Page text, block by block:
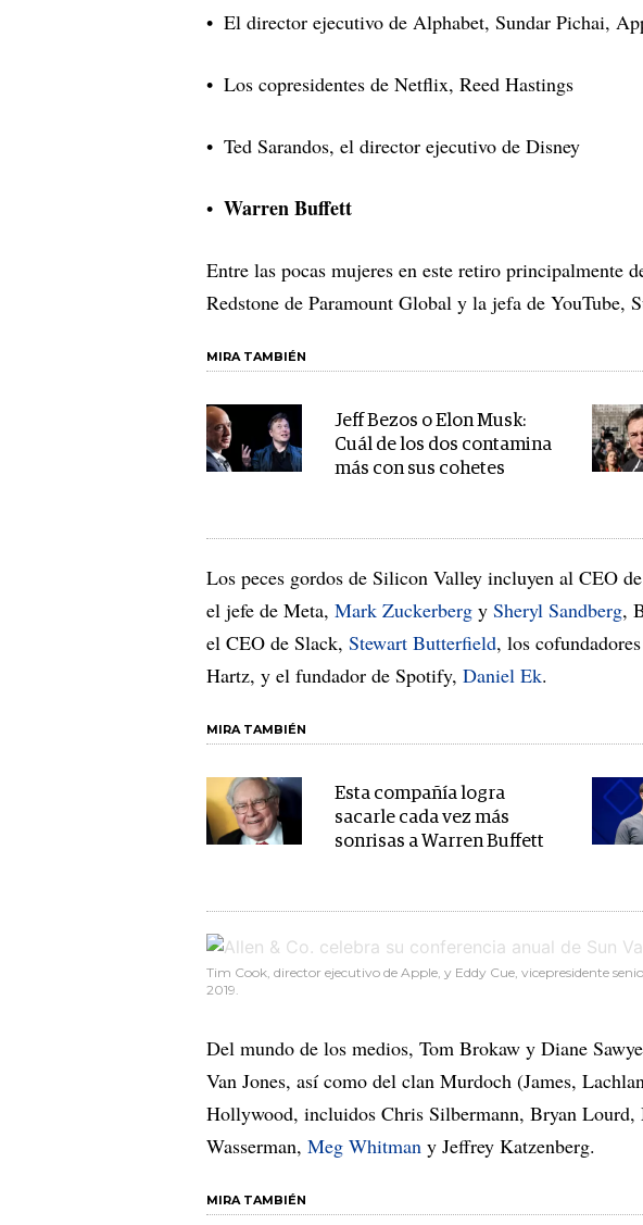
El director ejecutivo de Alphabet, Sundar Pichai,
Los copresidentes de Netflix, Reed Hastings
Ted Sarandos, el director ejecutivo de Disney
Warren Buffett
Entre las pocas mujeres en este retiro principalmente
Redstone de Paramount Global y la jefa de YouTube,
MIRA TAMBIÉN
Jeff Bezos o Elon Musk:
Cuál de los dos contamina
más con sus cohetes
Los peces gordos de Silicon Valley incluyen al CEO
el jefe de Meta, Mark Zuckerberg y Sheryl Sandberg,
el CEO de Slack, Stewart Butterfield, los
Hartz, y el fundador de Spotify, Daniel Ek.
MIRA TAMBIÉN
Esta compañía logra
sacarle cada vez más
sonrisas a Warren Buffett
Tim Cook, director ejecutivo de Apple, y Eddy Cue, vicepresidente
2019.
Del mundo de los medios, Tom Brokaw y Diane
Van Jones, así como del clan Murdoch (James,
Hollywood, incluidos Chris Silbermann, Bryan
Wasserman, Meg Whitman y Jeffrey Katzenberg.
MIRA TAMBIÉN